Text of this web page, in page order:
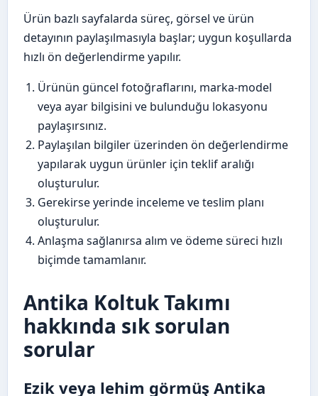
Ürün bazlı sayfalarda süreç, görsel ve ürün
detayının paylaşılmasıyla başlar; uygun koşullarda
hızlı ön değerlendirme yapılır.
Ürünün güncel fotoğraflarını, marka-model
veya ayar bilgisini ve bulunduğu lokasyonu
paylaşırsınız.
Paylaşılan bilgiler üzerinden ön değerlendirme
yapılarak uygun ürünler için teklif aralığı
oluşturulur.
Gerekirse yerinde inceleme ve teslim planı
oluşturulur.
Anlaşma sağlanırsa alım ve ödeme süreci hızlı
biçimde tamamlanır.
Antika Koltuk Takımı
hakkında sık sorulan
sorular
Ezik veya lehim görmüş Antika